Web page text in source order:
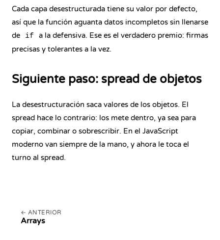
Cada capa desestructurada tiene su valor por defecto,
así que la función aguanta datos incompletos sin llenarse
de
if
a la defensiva. Ese es el verdadero premio: firmas
precisas y tolerantes a la vez.
Siguiente paso: spread de objetos
La desestructuración saca valores de los objetos. El
spread hace lo contrario: los mete dentro, ya sea para
copiar, combinar o sobrescribir. En el JavaScript
moderno van siempre de la mano, y ahora le toca el
turno al spread.
ANTERIOR
Arrays